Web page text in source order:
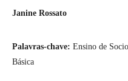
Janine Rossato
Palavras-chave: Ensino de
Básica